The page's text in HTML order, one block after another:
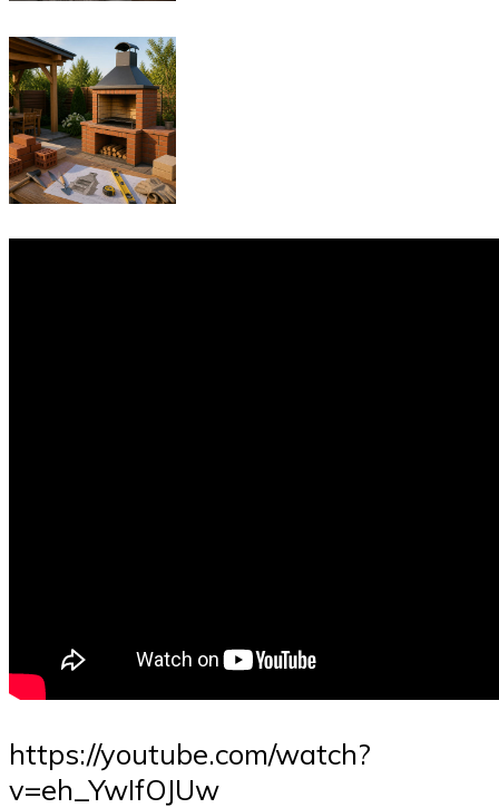
https://youtube.com/watch?
v=eh_YwIfOJUw